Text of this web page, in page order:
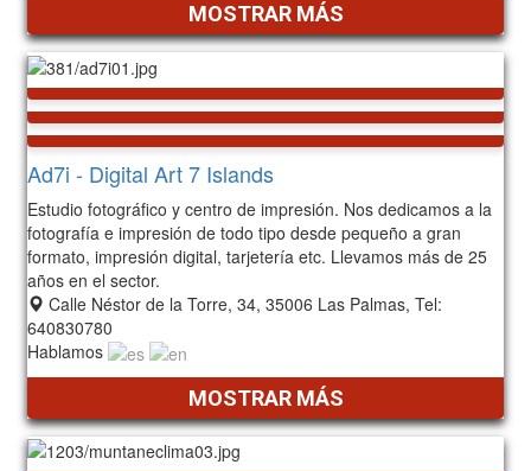
MOSTRAR MÁS
Ad7i - Digital Art 7 Islands
Estudio fotográfico y centro de impresión. Nos dedicamos a la
fotografía e impresión de todo tipo desde pequeño a gran
formato, impresión digital, tarjetería etc. Llevamos más de 25
años en el sector.
Calle Néstor de la Torre, 34, 35006 Las Palmas, Tel:
640830780
Hablamos
MOSTRAR MÁS